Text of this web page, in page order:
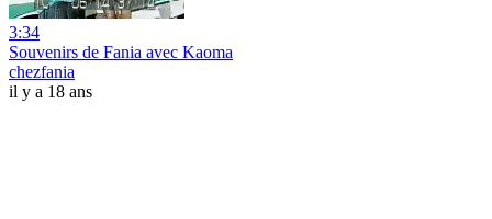
3:34
Souvenirs de Fania avec Kaoma
chezfania
il y a 18 ans